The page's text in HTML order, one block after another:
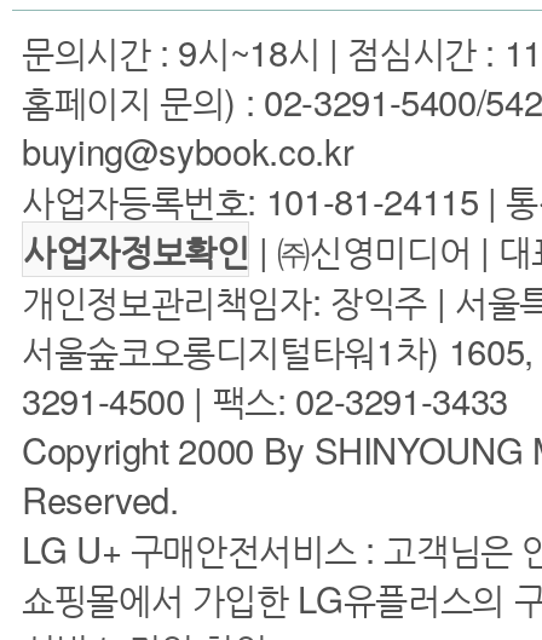
문의시간 : 9시~18시 | 점심시간 :
홈페이지 문의) : 02-3291-5400/
buying@sybook.co.kr
사업자등록번호: 101-81-24115 |
사업자정보확인 | ㈜신영미디어 |
개인정보관리책임자: 장익주 | 서
서울숲코오롱디지털타워1차)
3291-4500 | 팩스: 02-3291-3433
Copyright 2000 By
Reserved.
LG U+ 구매안전서비스 : 고객님은
쇼핑몰에서 가입한 LG유플러스의